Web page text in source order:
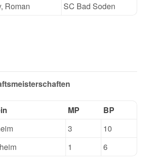
Roman SC Bad Soden
MP
BP
3
10
1 6